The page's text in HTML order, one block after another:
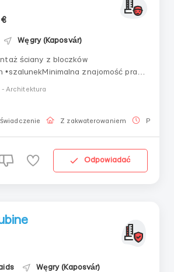
€
Węgry (Kaposvár)
ściany z bloczków
•szalunekMinimalna znajomość pracy.
WęgryWarunki pracy:Pn - sb,
dzień pracyBezpłatne zakwate...
- Architektura
Z zakwaterowaniem Praca
Odpowiadać
Węgry (Kaposvár)